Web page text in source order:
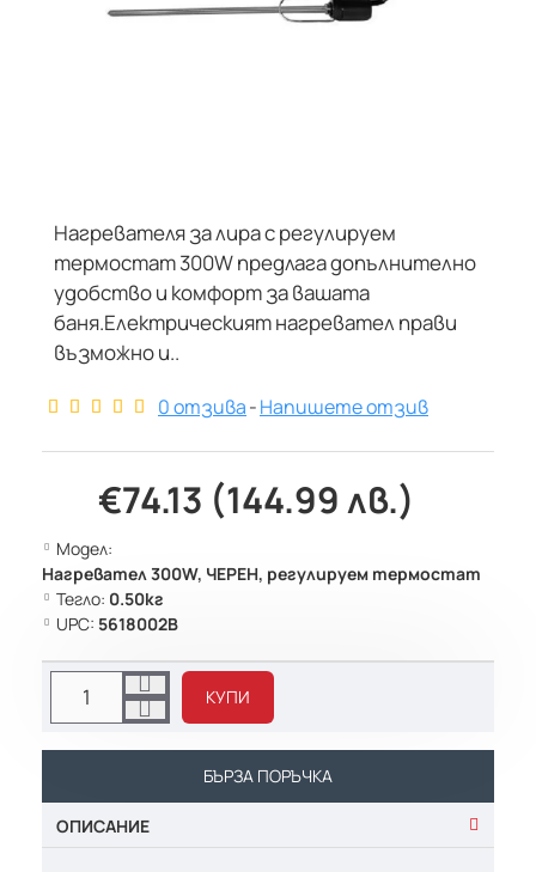
Нагревателя за лира с регулируем
термостат 300W предлага допълнително
удобство и комфорт за вашата
баня.Електрическият нагревател прави
възможно и..
0 отзива-Напишете отзив
€74.13 (144.99 лв.)
Модел:
Нагревател 300W, ЧЕРЕН, регулируем термостат
Тегло: 0.50кг
UPC: 5618002B
КУПИ
БЪРЗА ПОРЪЧКА
ОПИСАНИЕ